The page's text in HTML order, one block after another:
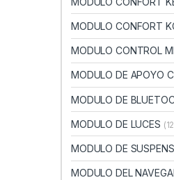
MODULO CONFORT
MODULO CONTROL
MODULO DE APOYO
MODULO DE
MODULO DE LUCES
MODULO DE
MODULO DEL